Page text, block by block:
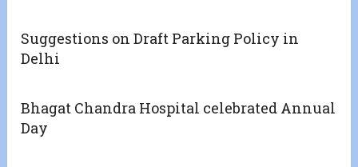
Suggestions on Draft Parking Policy in
Delhi
Bhagat Chandra Hospital celebrated Annual
Day